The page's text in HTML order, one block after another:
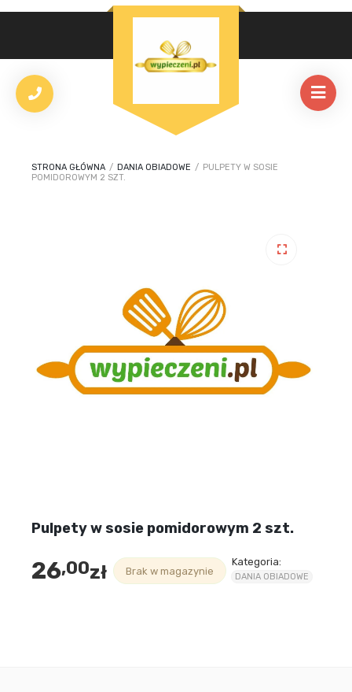
STRONA GŁÓWNA / DANIA OBIADOWE / PULPETY W SOSIE
POMIDOROWYM 2 SZT.
Pulpety w sosie pomidorowym 2 szt.
26,00zł Brak w magazynie
Kategoria:
DANIA OBIADOWE